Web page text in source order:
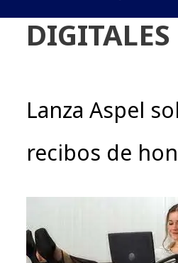
DIGITALES
Lanza Aspel
recibos de